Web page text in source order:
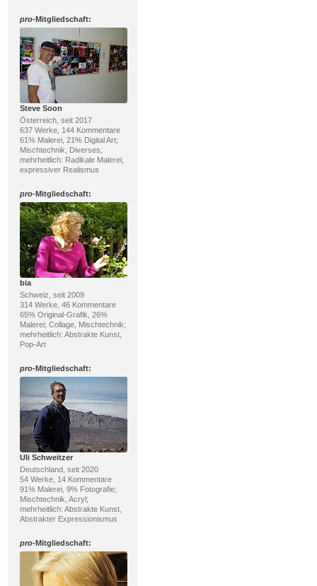
pro-Mitgliedschaft:
Steve Soon
Österreich, seit 2017
637 Werke, 144 Kommentare
61% Malerei, 21% Digital Art;
Mischtechnik, Diverses;
mehrheitlich: Radikale Malerei,
expressiver Realismus
pro-Mitgliedschaft:
bia
Schweiz, seit 2009
314 Werke, 46 Kommentare
65% Original-Grafik, 26%
Malerei; Collage, Mischtechnik;
mehrheitlich: Abstrakte Kunst,
Pop-Art
pro-Mitgliedschaft:
Uli Schweitzer
Deutschland, seit 2020
54 Werke, 14 Kommentare
91% Malerei, 9% Fotografie;
Mischtechnik, Acryl;
mehrheitlich: Abstrakte Kunst,
Abstrakter Expressionismus
pro-Mitgliedschaft: